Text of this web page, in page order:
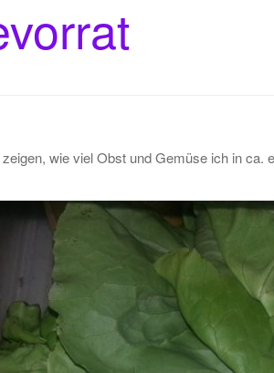
wie viel Obst und Gemüse ich in ca.